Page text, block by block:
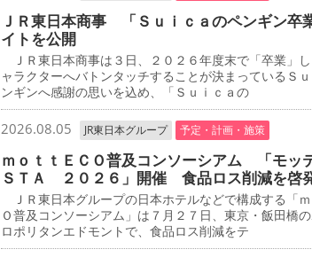
ＪＲ東日本商事 「Ｓｕｉｃａのペンギン卒
イトを公開
ＪＲ東日本商事は３日、２０２６年度末で「卒業」
ャラクターへバトンタッチすることが決まっているＳ
ンギンへ感謝の思いを込め、「Ｓｕｉｃａの
2026.08.05 JR東日本グループ 予定・計画・施策
ｍｏｔｔＥＣＯ普及コンソーシアム 「モッ
ＳＴＡ ２０２６」開催 食品ロス削減を啓
ＪＲ東日本グループの日本ホテルなどで構成する「
Ｏ普及コンソーシアム」は７月２７日、東京・飯田橋
ロポリタンエドモントで、食品ロス削減をテ